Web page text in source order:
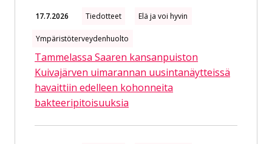
17.7.2026 Tiedotteet Elä ja voi hyvin
Ympäristöterveydenhuolto
Tammelassa Saaren kansanpuiston
Kuivajärven uimarannan uusintanäytteissä
havaittiin edelleen kohonneita
bakteeripitoisuuksia